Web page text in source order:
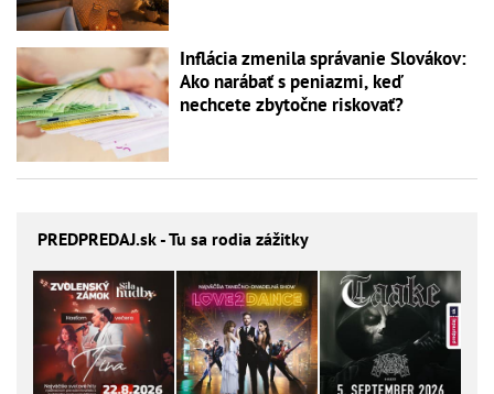
Inflácia zmenila správanie Slovákov:
Ako narábať s peniazmi, keď
nechcete zbytočne riskovať?
PREDPREDAJ.sk - Tu sa rodia zážitky